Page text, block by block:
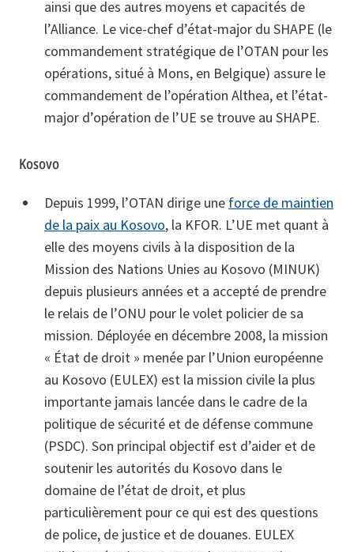
ainsi que des autres moyens et capacités de
l’Alliance. Le vice-chef d’état-major du SHAPE (le
commandement stratégique de l’OTAN pour les
opérations, situé à Mons, en Belgique) assure le
commandement de l’opération Althea, et l’état-
major d’opération de l’UE se trouve au SHAPE.
Kosovo
Depuis 1999, l’OTAN dirige une force de maintien
de la paix au Kosovo, la KFOR. L’UE met quant à
elle des moyens civils à la disposition de la
Mission des Nations Unies au Kosovo (MINUK)
depuis plusieurs années et a accepté de prendre
le relais de l’ONU pour le volet policier de sa
mission. Déployée en décembre 2008, la mission
« État de droit » menée par l’Union européenne
au Kosovo (EULEX) est la mission civile la plus
importante jamais lancée dans le cadre de la
politique de sécurité et de défense commune
(PSDC). Son principal objectif est d’aider et de
soutenir les autorités du Kosovo dans le
domaine de l’état de droit, et plus
particulièrement pour ce qui est des questions
de police, de justice et de douanes. EULEX